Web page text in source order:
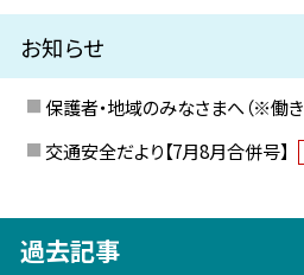
お知らせ
保護者・地域のみなさまへ（※働
交通安全だより【7月8月合併号】
過去記事